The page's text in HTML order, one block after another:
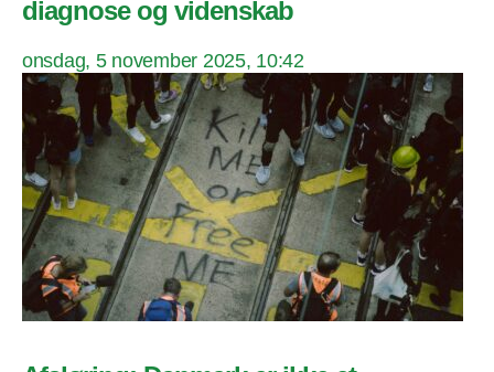
diagnose og videnskab
onsdag, 5 november 2025, 10:42